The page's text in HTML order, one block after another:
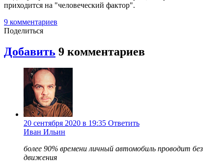
приходится на "человеческий фактор".
9 комментариев
Поделиться
Добавить 9 комментариев
20 сентября 2020 в 19:35 Ответить
Иван Ильин
более 90% времени личный автомобиль проводит без
движения